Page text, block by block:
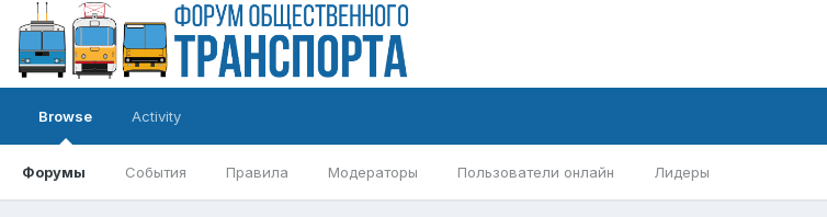
Browse
Форумы События Правила Модераторы Пользователи онлайн Лидеры
Activity